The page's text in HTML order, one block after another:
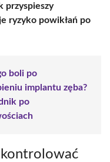
przyspieszy
ryzyko powikłań po
boli po
implantu zęba?
po